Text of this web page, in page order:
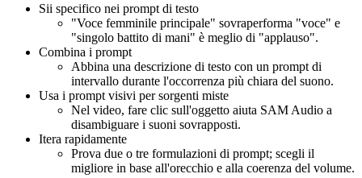
Sii specifico nei prompt di testo
"Voce femminile principale" sovraperforma "voce" e
"singolo battito di mani" è meglio di "applauso".
Combina i prompt
Abbina una descrizione di testo con un prompt di
intervallo durante l'occorrenza più chiara del suono.
Usa i prompt visivi per sorgenti miste
Nel video, fare clic sull'oggetto aiuta SAM Audio a
disambiguare i suoni sovrapposti.
Itera rapidamente
Prova due o tre formulazioni di prompt; scegli il
migliore in base all'orecchio e alla coerenza del volume.